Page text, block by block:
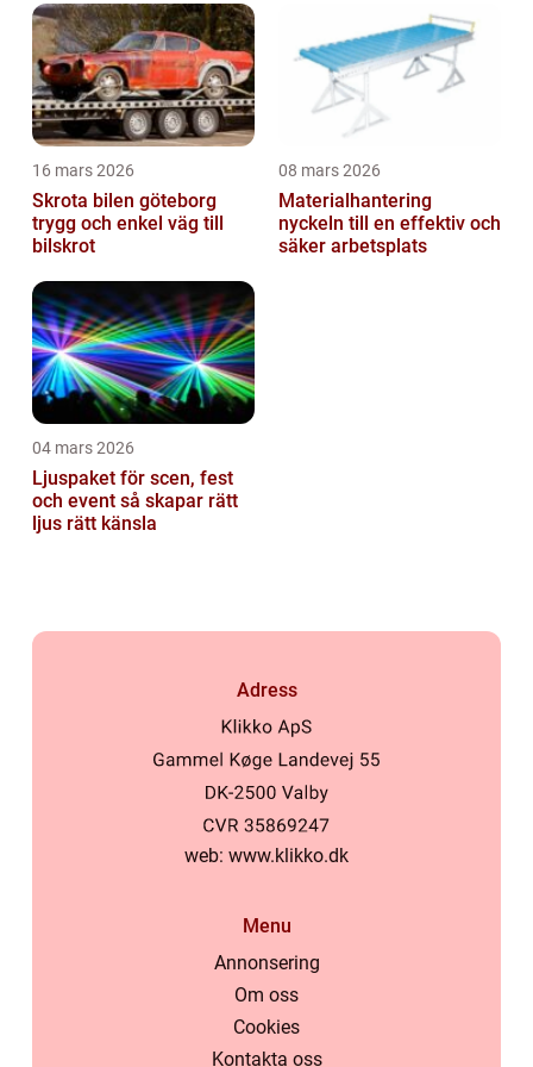
16 mars 2026
Skrota bilen göteborg
trygg och enkel väg till
bilskrot
08 mars 2026
Materialhantering
nyckeln till en effektiv och
säker arbetsplats
04 mars 2026
Ljuspaket för scen, fest
och event så skapar rätt
ljus rätt känsla
Adress
web: www.klikko.dk
Menu
Annonsering
Om oss
Cookies
Kontakta oss